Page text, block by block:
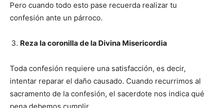
Pero cuando todo esto pase recuerda realizar tu
confesión ante un párroco.
Reza la coronilla de la Divina Misericordia
Toda confesión requiere una satisfacción, es decir,
intentar reparar el daño causado. Cuando recurrimos al
sacramento de la confesión, el sacerdote nos indica qué